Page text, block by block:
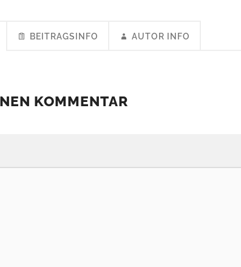
BEITRAGSINFO AUTOR INFO
KOMMENTAR